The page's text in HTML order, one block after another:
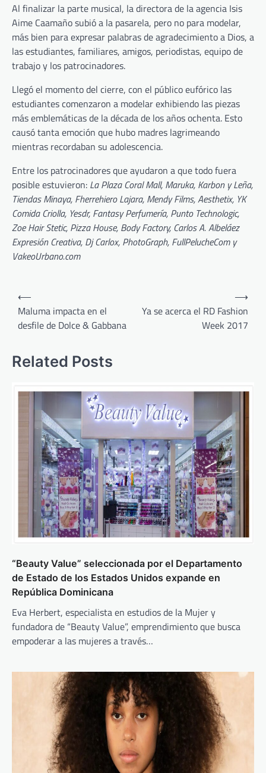
Al finalizar la parte musical, la directora de la agencia Isis
Aime Caamaño subió a la pasarela, pero no para modelar,
más bien para expresar palabras de agradecimiento a Dios, a
las estudiantes, familiares, amigos, periodistas, equipo de
trabajo y los patrocinadores.
Llegó el momento del cierre, con el público eufórico las
estudiantes comenzaron a modelar exhibiendo las piezas
más emblemáticas de la década de los años ochenta. Esto
causó tanta emoción que hubo madres lagrimeando
mientras recordaban su adolescencia.
Entre los patrocinadores que ayudaron a que todo fuera
posible estuvieron: La Plaza Coral Mall, Maruka, Karbon y Leña,
Tiendas Minaya, Fherrehiero Lajara, Mendy Films, Aesthetix, YK
Comida Criolla, Yesdr, Fantasy Perfumería, Punto Technologic,
Zoe Hair Stetic, Pizza House, Body Factory, Carlos A. Albeláez
Expresión Creativa, Dj Carlox, PhotoGraph, FullPelucheCom y
VakeoUrbano.com
Post
navigation
⟵
Maluma impacta en el
desfile de Dolce & Gabbana
Ya se acerca el RD Fashion
Week 2017
⟶
Related Posts
“Beauty Value” seleccionada por el Departamento
de Estado de los Estados Unidos expande en
República Dominicana
Eva Herbert, especialista en estudios de la Mujer y
fundadora de “Beauty Value”, emprendimiento que busca
empoderar a las mujeres a través…